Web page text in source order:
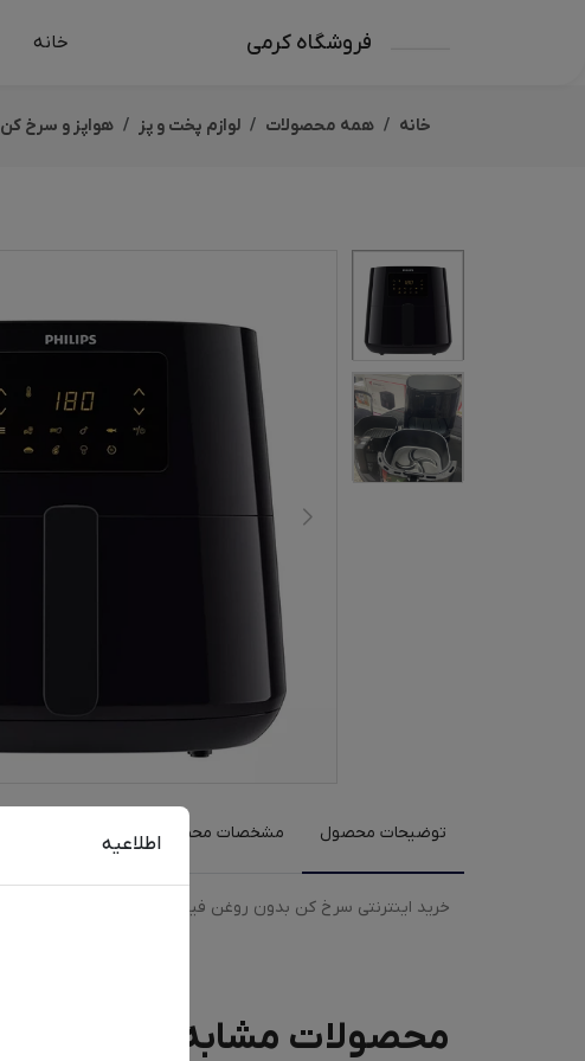
فروشگاه کرمی خانه
اطلاعیه
خانه همه محصولات لوازم پخت و پز هواپز و سرخ کن
توضیحات محصول مشخصات محصول نظرات کاربران
خرید اینترنتی سرخ کن بدون روغن فیلیپس مدل 9270 با رنگبندی مشکی، سفید به همراه مقایسه، بررسی مشخصات و لیست قیمت امروز در فروشگاه اینترنتی دیجی‌فای
محصولات مشابه